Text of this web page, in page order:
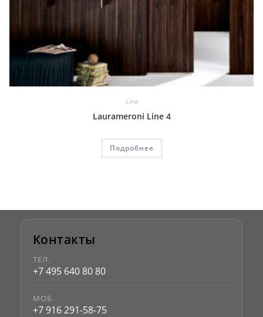
Line
Laurameroni Line 4
Подробнее
Контакты
ТЕЛ.
+7 495 640 80 80
МОБ.
+7 916 291-58-75